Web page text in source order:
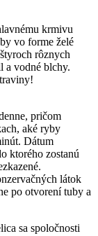
krmivu
vo forme želé
rôznych
a vodné blchy.
pričom
aké ryby
Dátum
ktorého zostanú
látok
po otvorení tuby a
sa spoločnosti